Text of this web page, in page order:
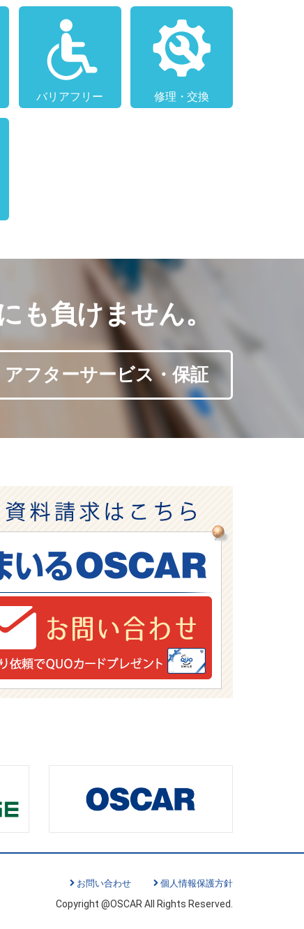
も負けません。
アフターサービス・保証
お問い合わせ 個人情報保護方針
Copyright @OSCAR All Rights Reserved.